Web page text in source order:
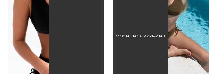
MOCNE PODTRZYMANIE